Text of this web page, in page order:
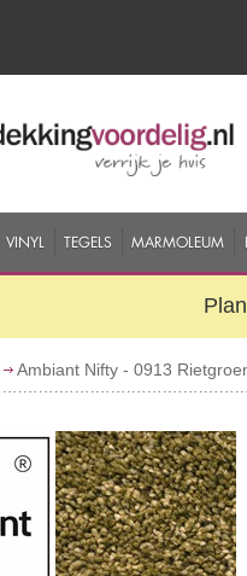
VINYL TEGELS MARMOLEUM
Ambiant Nifty - 0913